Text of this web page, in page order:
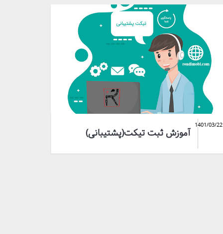
1401/03/22
آموزش ثبت تیکت(پشتیبانی)